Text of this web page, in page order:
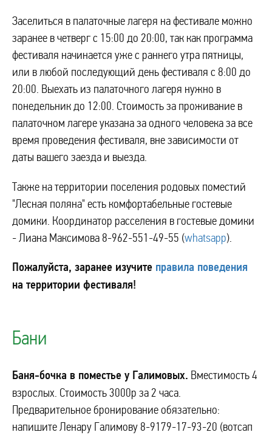
Заселиться в палаточные лагеря на фестивале можно
заранее в четверг с 15:00 до 20:00, так как программа
фестиваля начинается уже с раннего утра пятницы,
или в любой последующий день фестиваля с 8:00 до
20:00. Выехать из палаточного лагеря нужно в
понедельник до 12:00. Стоимость за проживание в
палаточном лагере указана за одного человека за все
время проведения фестиваля, вне зависимости от
даты вашего заезда и выезда.
Также на территории поселения родовых поместий
"Лесная поляна" есть комфортабельные гостевые
домики. Координатор расселения в гостевые домики
- Лиана Максимова 8-962-551-49-55 (whatsapp).
Пожалуйста, заранее изучитеправила поведения
на территории фестиваля!
Бани
Баня-бочка в поместье у Галимовых. Вместимость 4
взрослых. Стоимость 3000р за 2 часа.
Предварительное бронирование обязательно:
напишите Ленару Галимову 8-9179-17-93-20 (вотсап